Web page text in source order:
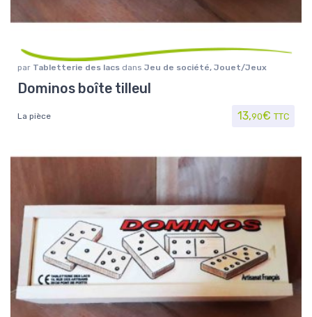
par Tabletterie des lacs dans Jeu de société, Jouet/Jeux
Dominos boîte tilleul
La pièce 13,90€ TTC